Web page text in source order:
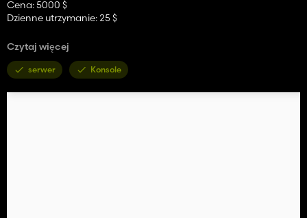
Cena: 5000 $
Dzienne utrzymanie: 25 $
4. Wieża Ciśnień
Cena: 5000 $
Dzienne utrzymanie: 25 $
5. Zbiornik na wodę
Czytaj więcej
serwer Konsole